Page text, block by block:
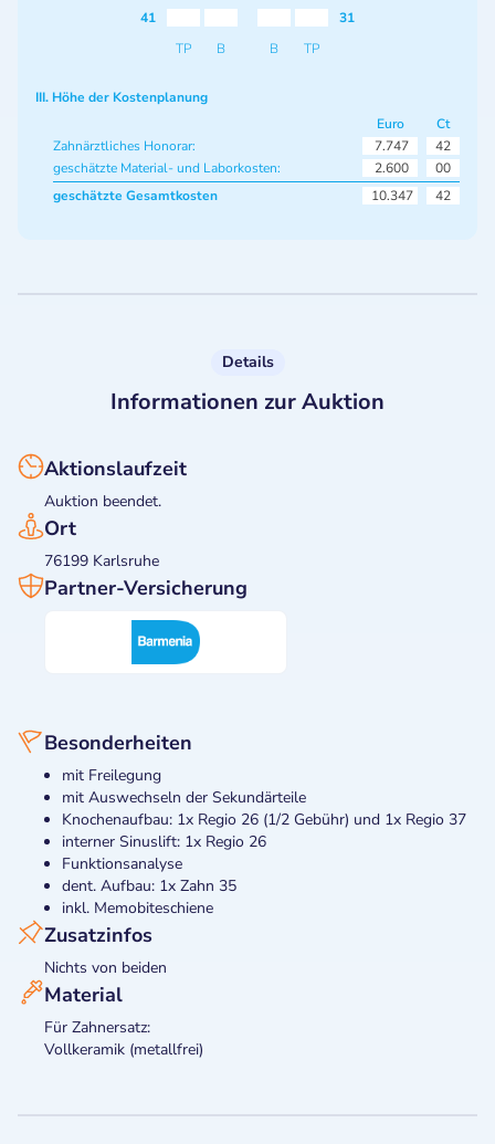
41
31
TP
B B TP
III. Höhe der Kostenplanung
Euro
Ct
Zahnärztliches Honorar:
7.747
42
geschätzte Material- und Laborkosten:
2.600
00
geschätzte Gesamtkosten
10.347 42
Details
Informationen zur Auktion
Aktionslaufzeit
Auktion beendet.
Ort
76199 Karlsruhe
Partner-Versicherung
Besonderheiten
mit Freilegung
mit Auswechseln der Sekundärteile
Knochenaufbau: 1x Regio 26 (1/2 Gebühr) und 1x Regio 37
interner Sinuslift: 1x Regio 26
Funktionsanalyse
dent. Aufbau: 1x Zahn 35
inkl. Memobiteschiene
Zusatzinfos
Nichts von beiden
Material
Für Zahnersatz:
Vollkeramik (metallfrei)